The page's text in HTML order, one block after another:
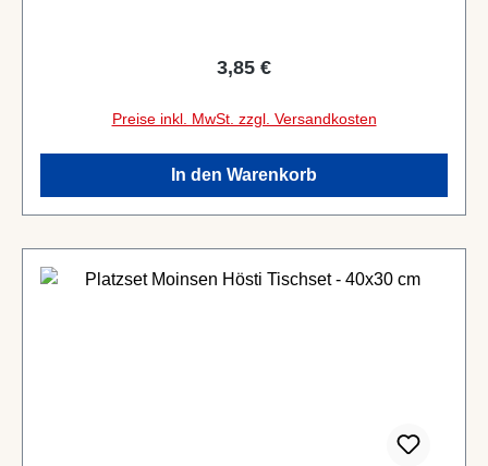
Regulärer Preis:
3,85 €
Preise inkl. MwSt. zzgl. Versandkosten
In den Warenkorb